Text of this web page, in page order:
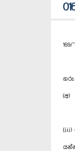
169/
ගරු
(අ)
(iii)